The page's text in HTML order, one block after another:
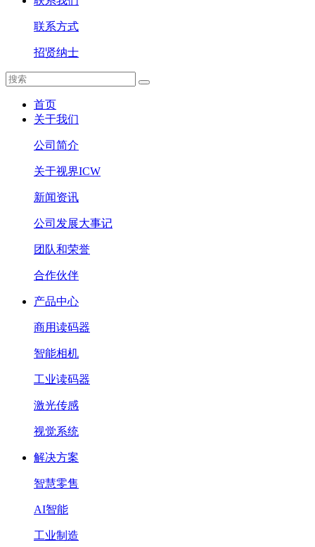
联系方式
招贤纳士
首页
关于我们
公司简介
关于视界ICW
新闻资讯
公司发展大事记
团队和荣誉
合作伙伴
产品中心
商用读码器
智能相机
工业读码器
激光传感
视觉系统
解决方案
智慧零售
AI智能
工业制造